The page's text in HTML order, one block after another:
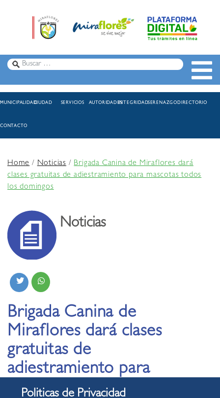
MUNICIPALIDADCIUDAD SERVICIOS AUTORIDADESINTEGRIDADSERENAZGODIRECTORIO
CONTACTO
Home/Noticias /Brigada Canina de Miraflores dará
clases gratuitas de adiestramiento para mascotas todos
los domingos
Noticias
Brigada Canina de
Miraflores dará clases
gratuitas de
adiestramiento para
mascotas todos los